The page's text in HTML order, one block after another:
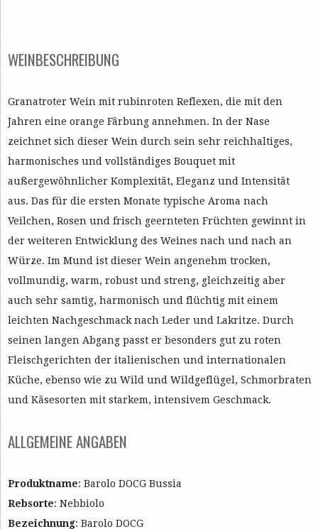
WEINBESCHREIBUNG
Granatroter Wein mit rubinroten Reflexen, die mit den
Jahren eine orange Färbung annehmen. In der Nase
zeichnet sich dieser Wein durch sein sehr reichhaltiges,
harmonisches und vollständiges Bouquet mit
außergewöhnlicher Komplexität, Eleganz und Intensität
aus. Das für die ersten Monate typische Aroma nach
Veilchen, Rosen und frisch geernteten Früchten gewinnt in
der weiteren Entwicklung des Weines nach und nach an
Würze. Im Mund ist dieser Wein angenehm trocken,
vollmundig, warm, robust und streng, gleichzeitig aber
auch sehr samtig, harmonisch und flüchtig mit einem
leichten Nachgeschmack nach Leder und Lakritze. Durch
seinen langen Abgang passt er besonders gut zu roten
Fleischgerichten der italienischen und internationalen
Küche, ebenso wie zu Wild und Wildgeflügel, Schmorbraten
und Käsesorten mit starkem, intensivem Geschmack.
ALLGEMEINE ANGABEN
Produktname: Barolo DOCG Bussia
Rebsorte: Nebbiolo
Bezeichnung: Barolo DOCG